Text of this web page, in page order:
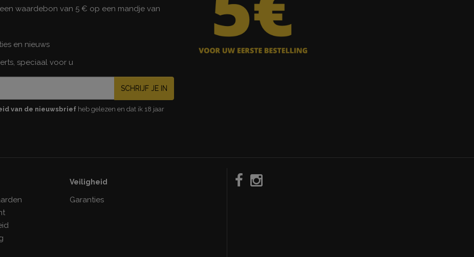
waardebon van 5 € op een mandje van
en nieuws
speciaal voor u
SCHRIJF JE IN
van de nieuwsbriefheb gelezen en dat ik 18 jaar
Veiligheid
Garanties